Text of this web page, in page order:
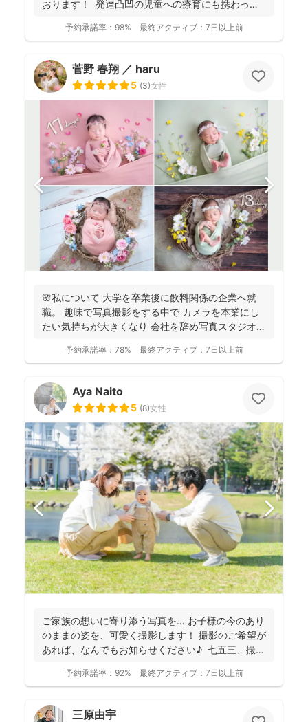
おります！ 発達凸凹の児童への療育にも携わって
予約承諾率： 98% 最終アクティブ： 7日以上前
菅野 春翔 ／ haru
5 (3)女性
🌸私について 大学を卒業後に飲料関係の企業へ就
職。 趣味で写真撮影をする中で カメラを本業にし
たい気持ちが大きくなり 会社を辞め写真スタジオへ
予約承諾率： 78% 最終アクティブ： 7日以上前
Aya Naito
5 (8)女性
ご家族の想いに寄り添う写真を… お子様の今のあり
のままの姿を、可愛く撮影します！ 撮影のご希望が
あれば、なんでもお知らせください♪ 七五三、撮
予約承諾率： 92% 最終アクティブ： 7日以上前
三原由宇